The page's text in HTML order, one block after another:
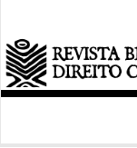
Conteúdo
principal
Barra
Lateral